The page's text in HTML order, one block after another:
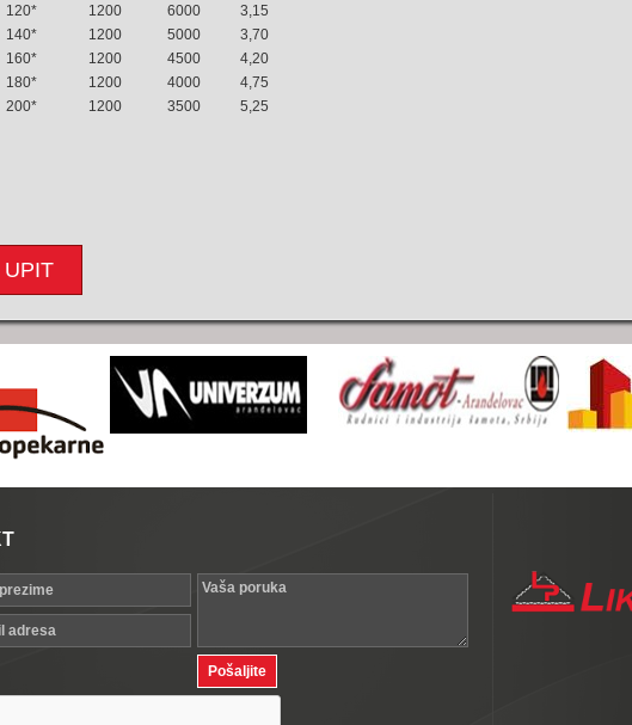
120*
1200 6000
3,15
140*
1200 5000
3,70
160*
1200 4500
4,20
180*
1200 4000
4,75
200*
1200 3500 5,25
UPIT